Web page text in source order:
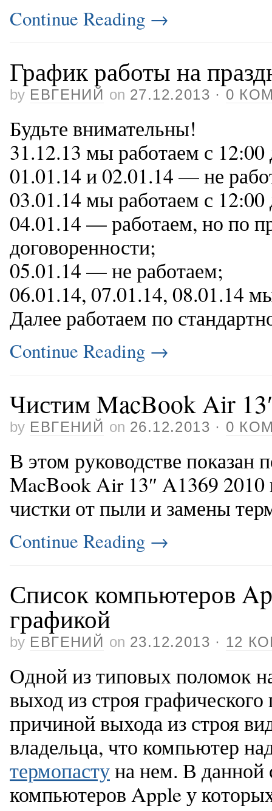
Continue Reading →
График работы на
by ЕВГЕНИЙ on 27.12.2013 · 0
Будьте внимательны!
31.12.13 мы работаем с 12:00
01.01.14 и 02.01.14 — не
03.01.14 мы работаем с 12:00
04.01.14 — работаем, но по
договоренности;
05.01.14 — не работаем;
06.01.14, 07.01.14, 08.01.14
Далее работаем по
Continue Reading →
Чистим MacBook Air
by ЕВГЕНИЙ on 26.12.2013 · 0
В этом руководстве
MacBook Air 13″ A1369 2010
чистки от пыли и замены
Continue Reading →
Список компьютеров
графикой
by ЕВГЕНИЙ on 23.12.2013 · 12
Одной из типовых поломок
выход из строя
причиной выхода из строя
владельца, что компьютер
термопастуна нем. В данной
компьютеров Apple у